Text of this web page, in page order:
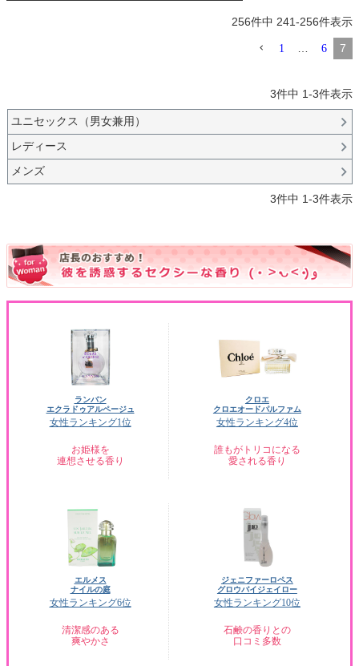
256件中 241-256件表示
1 6 7
3件中 1-3件表示
ユニセックス（男女兼用）
レディース
メンズ
3件中 1-3件表示
ランバン
エクラドゥアルページュ
女性ランキング1位
お姫様を
連想させる香り
クロエ
クロエオードパルファム
女性ランキング4位
誰もがトリコになる
愛される香り
エルメス
ナイルの庭
女性ランキング6位
清潔感のある
爽やかさ
ジェニファーロペス
グロウバイジェイロー
女性ランキング10位
石鹸の香りとの
口コミ多数